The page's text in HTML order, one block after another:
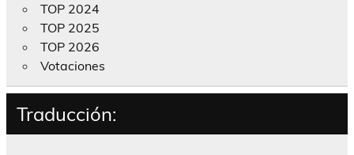
TOP 2024
TOP 2025
TOP 2026
Votaciones
Traducción: